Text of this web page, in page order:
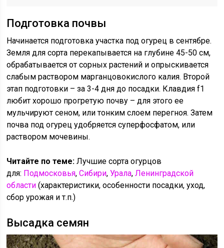
Подготовка почвы
Начинается подготовка участка под огурец в сентябре.
Земля для сорта перекапывается на глубине 45-50 см,
обрабатывается от сорных растений и опрыскивается
слабым раствором марганцовокислого калия. Второй
этап подготовки – за 3-4 дня до посадки. Клавдия f1
любит хорошо прогретую почву – для этого ее
мульчируют сеном, или тонким слоем перегноя. Затем
почва под огурец удобряется суперфосфатом, или
раствором мочевины.
Читайте по теме:Лучшие сорта огурцов
для: Подмосковья,Сибири,Урала,Ленинградской
области (характеристики, особенности посадки, уход,
сбор урожая и т.п.)
Высадка семян